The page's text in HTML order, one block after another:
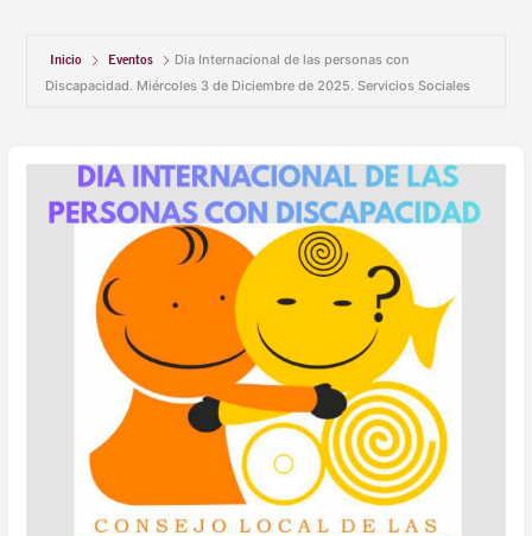
Inicio Eventos
Dia Internacional de las personas con
Discapacidad. Miércoles 3 de Diciembre de 2025. Servicios Sociales